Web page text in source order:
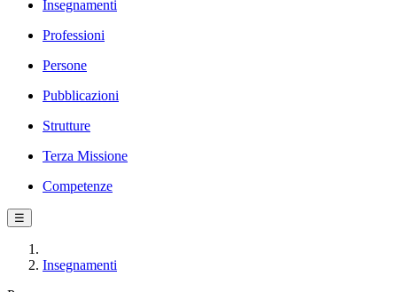
Insegnamenti
Professioni
Persone
Pubblicazioni
Strutture
Terza Missione
Competenze
☰
Insegnamenti